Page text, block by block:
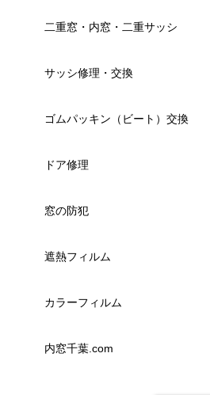
二重窓・内窓・二重サッシ
サッシ修理・交換
ゴムパッキン（ビート）交換
ドア修理
窓の防犯
遮熱フィルム
カラーフィルム
内窓千葉.com